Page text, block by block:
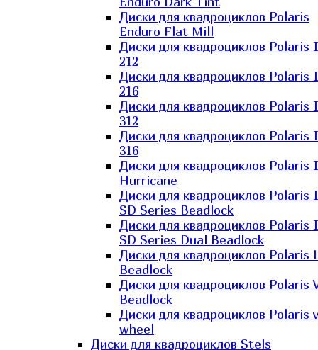
Диски для квадроциклов Polaris
Enduro Flat Mill
Диски для квадроциклов Polaris
212
Диски для квадроциклов Polaris
216
Диски для квадроциклов Polaris
312
Диски для квадроциклов Polaris
316
Диски для квадроциклов Polaris
Hurricane
Диски для квадроциклов Polaris
SD Series Beadlock
Диски для квадроциклов Polaris
SD Series Dual Beadlock
Диски для квадроциклов Polaris
Beadlock
Диски для квадроциклов Polaris
Beadlock
Диски для квадроциклов Polaris
wheel
Диски для квадроциклов Stels